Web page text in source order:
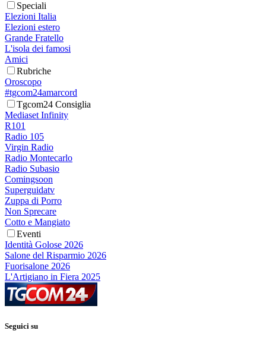
Speciali
Elezioni Italia
Elezioni estero
Grande Fratello
L'isola dei famosi
Amici
Rubriche
Oroscopo
#tgcom24amarcord
Tgcom24 Consiglia
Mediaset Infinity
R101
Radio 105
Virgin Radio
Radio Montecarlo
Radio Subasio
Comingsoon
Superguidatv
Zuppa di Porro
Non Sprecare
Cotto e Mangiato
Eventi
Identità Golose 2026
Salone del Risparmio 2026
Fuorisalone 2026
L'Artigiano in Fiera 2025
Seguici su